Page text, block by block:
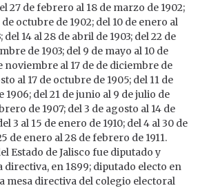
27 de febrero al 18 de marzo de 1902;
octubre de 1902; del 10 de enero al
14 al 28 de abril de 1903; del 22 de
de 1903; del 9 de mayo al 10 de
noviembre al 17 de de diciembre de
al 17 de octubre de 1905; del 11 de
1906; del 21 de junio al 9 de julio de
de 1907; del 3 de agosto al 14 de
3 al 15 de enero de 1910; del 4 al 30 de
de enero al 28 de febrero de 1911.
Estado de Jalisco fue diputado y
directiva, en 1899; diputado electo en
mesa directiva del colegio electoral